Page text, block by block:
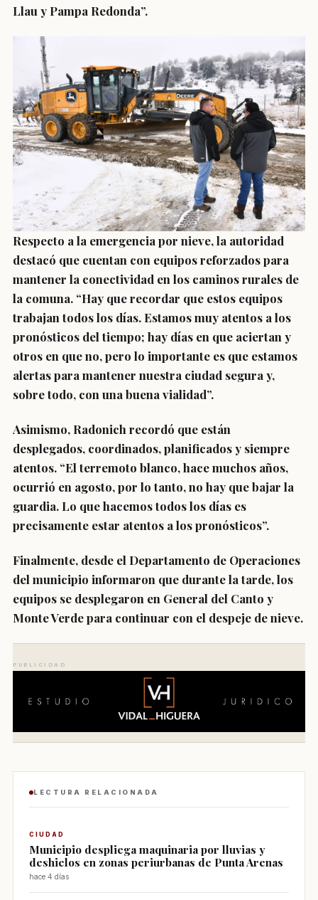
Llau y Pampa Redonda”.
Respecto a la emergencia por nieve, la autoridad
destacó que cuentan con equipos reforzados para
mantener la conectividad en los caminos rurales de
la comuna. “Hay que recordar que estos equipos
trabajan todos los días. Estamos muy atentos a los
pronósticos del tiempo; hay días en que aciertan y
otros en que no, pero lo importante es que estamos
alertas para mantener nuestra ciudad segura y,
sobre todo, con una buena vialidad”.
Asimismo, Radonich recordó que están
desplegados, coordinados, planificados y siempre
atentos. “El terremoto blanco, hace muchos años,
ocurrió en agosto, por lo tanto, no hay que bajar la
guardia. Lo que hacemos todos los días es
precisamente estar atentos a los pronósticos”.
Finalmente, desde el Departamento de Operaciones
del municipio informaron que durante la tarde, los
equipos se desplegaron en General del Canto y
Monte Verde para continuar con el despeje de nieve.
PUBLICIDAD
LECTURA RELACIONADA
CIUDAD
Municipio despliega maquinaria por lluvias y
deshielos en zonas periurbanas de Punta Arenas
hace 4 días